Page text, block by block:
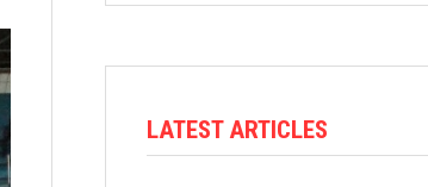
LATEST ARTICLES